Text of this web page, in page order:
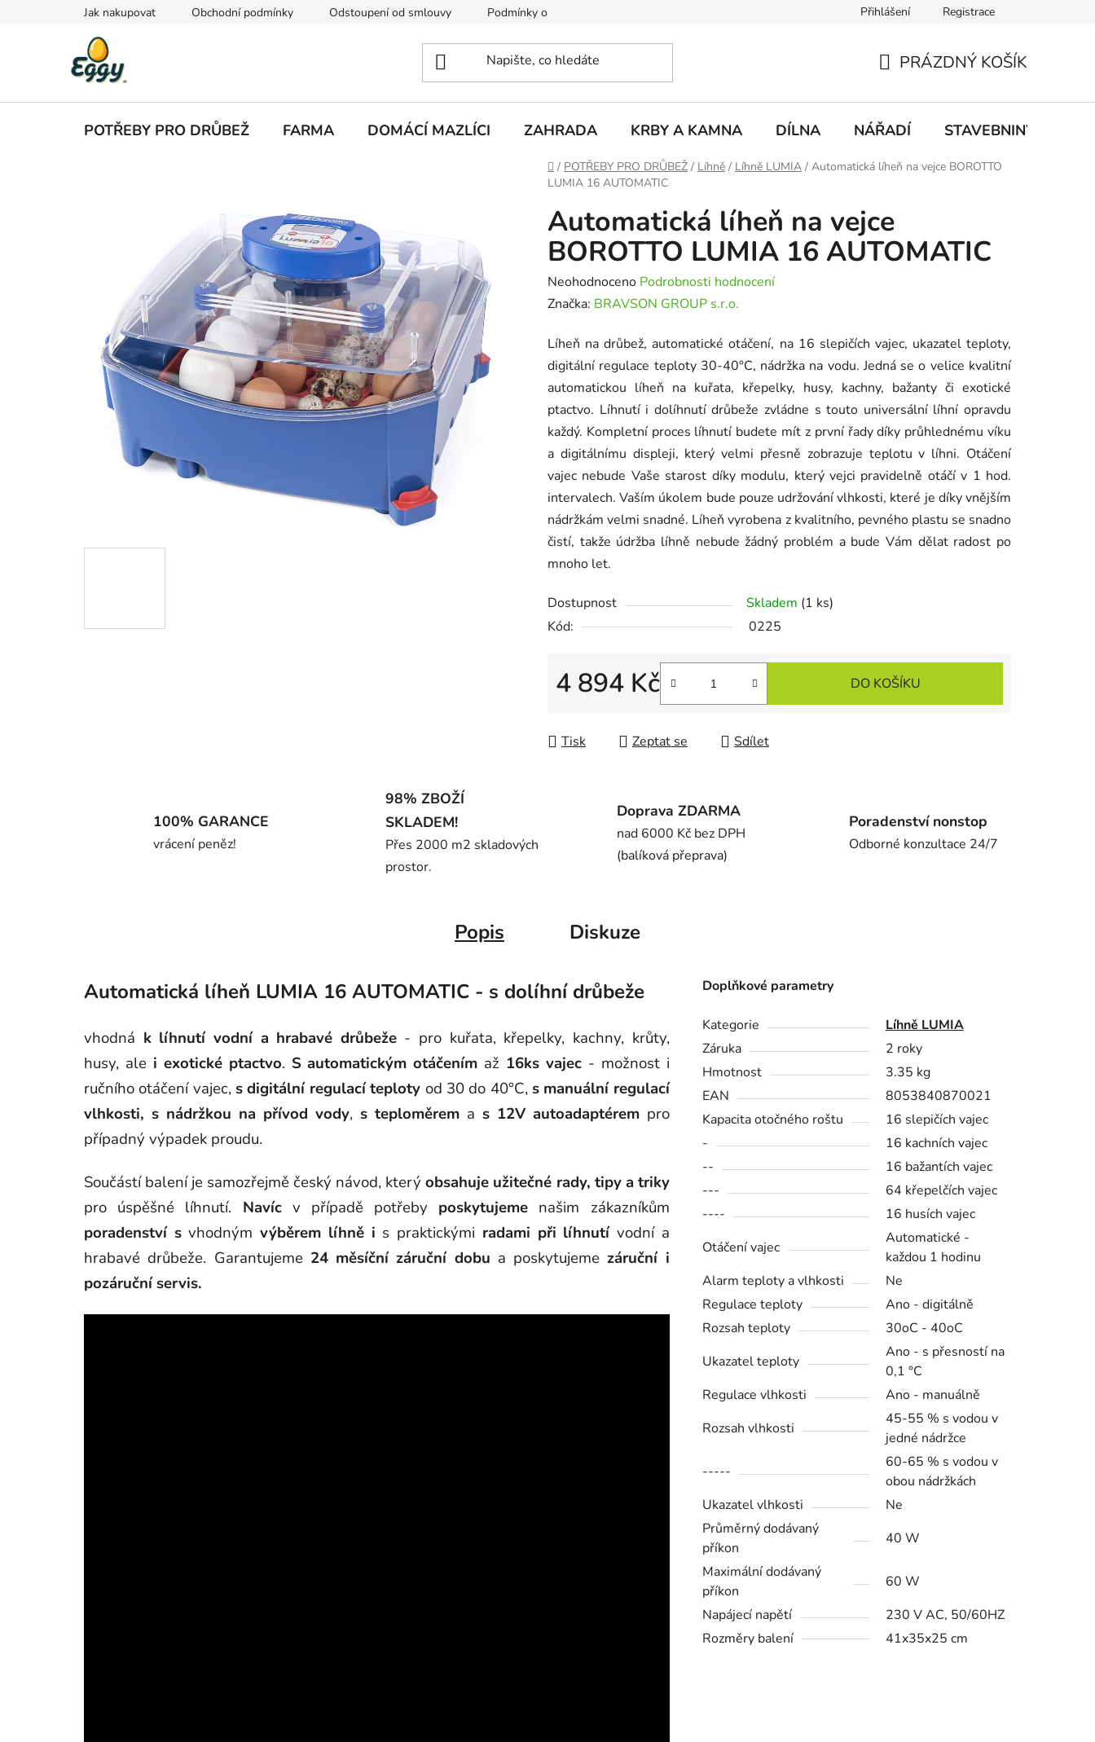
Jak nakupovat Obchodní podmínky Odstoupení od smlouvy Podmínky ochrany osobních údajů Doprava a platbaPřihlášení Registrace
KOŠÍK
PRÁZDNÝ KOŠÍK
POTŘEBY PRO DRŮBEŽ FARMA DOMÁCÍ MAZLÍCI ZAHRADA KRBY A KAMNA DÍLNA NÁŘADÍ STAVEBNINY
Domů
/ POTŘEBY PRO DRŮBEŽ / Líhně / Líhně LUMIA / Automatická líheň na vejce BOROTTO
LUMIA 16 AUTOMATIC
Automatická líheň na vejce
BOROTTO LUMIA 16 AUTOMATIC
Průměrné
hodnocení
je
0,0
z
5
hvězdiček.
Neohodnoceno Podrobnosti hodnocení
Značka: BRAVSON GROUP s.r.o.
Líheň na drůbež, automatické otáčení, na 16 slepičích vajec, ukazatel teploty,
digitální regulace teploty 30-40°C, nádržka na vodu. Jedná se o velice kvalitní
automatickou líheň na kuřata, křepelky, husy, kachny, bažanty či exotické
ptactvo. Líhnutí i dolíhnutí drůbeže zvládne s touto universální líhní opravdu
každý. Kompletní proces líhnutí budete mít z první řady díky průhlednému víku
a digitálnímu displeji, který velmi přesně zobrazuje teplotu v líhni. Otáčení
vajec nebude Vaše starost díky modulu, který vejci pravidelně otáčí v 1 hod.
intervalech. Vaším úkolem bude pouze udržování vlhkosti, které je díky vnějším
nádržkám velmi snadné. Líheň vyrobena z kvalitního, pevného plastu se snadno
čistí, takže údržba líhně nebude žádný problém a bude Vám dělat radost po
mnoho let.
Dostupnost Skladem (1 ks)
Kód:
0225
4 894 Kč DO KOŠÍKU
Tisk Zeptat se Sdílet
100% GARANCE
vrácení peněz!
98% ZBOŽÍ
SKLADEM!
Přes 2000 m2 skladových
prostor.
Doprava ZDARMA
nad 6000 Kč bez DPH
(balíková přeprava)
Poradenství nonstop
Odborné konzultace 24/7
Popis Diskuze
Automatická líheň LUMIA 16 AUTOMATIC - s dolíhní drůbeže
vhodná k líhnutí vodní a hrabavé drůbeže- pro kuřata, křepelky, kachny, krůty,
husy, ale i exotické ptactvo. S automatickým otáčením až 16ks vajec - možnost i
ručního otáčení vajec,s digitální regulací teploty od 30 do 40°C,s manuální regulací
vlhkosti, s nádržkou na přívod vody,s teploměrem a s 12V autoadaptérempro
případný výpadek proudu.
Součástí balení je samozřejmě český návod, kterýobsahuje užitečné rady, tipy a triky
pro úspěšné líhnutí. Navícv případě potřeby poskytujeme našim zákazníkům
poradenství svhodnýmvýběrem líhně i s praktickými radami při líhnutívodní a
hrabavé drůbeže. Garantujeme 24 měsíční záruční dobu a poskytujeme záruční i
pozáruční servis.
Doplňkové parametry
Kategorie
Líhně LUMIA
Záruka
2 roky
Hmotnost
3.35 kg
EAN
8053840870021
Kapacita otočného roštu
16 slepičích vajec
-
16 kachních vajec
--
16 bažantích vajec
---
64 křepelčích vajec
----
16 husích vajec
Otáčení vajec
Automatické -
každou 1 hodinu
Alarm teploty a vlhkosti
Ne
Regulace teploty
Ano - digitálně
Rozsah teploty
30oC - 40oC
Ukazatel teploty
Ano - s přesností na
0,1 °C
Regulace vlhkosti
Ano - manuálně
Rozsah vlhkosti
45-55 % s vodou v
jedné nádržce
-----
60-65 % s vodou v
obou nádržkách
Ukazatel vlhkosti
Ne
Průměrný dodávaný
příkon
40 W
Maximální dodávaný
příkon
60 W
Napájecí napětí
230 V AC, 50/60HZ
Rozměry balení
41x35x25 cm